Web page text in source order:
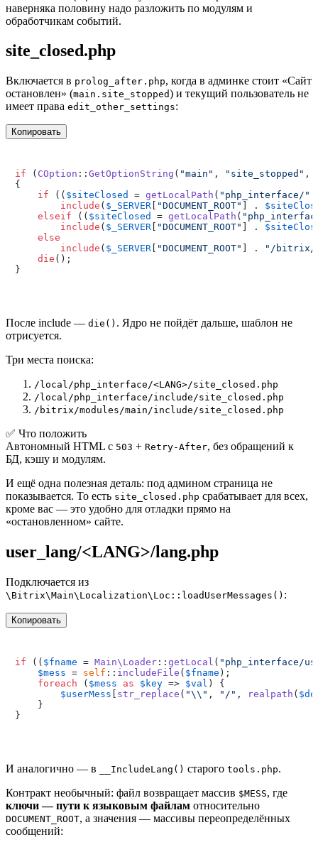
наверняка половину надо разложить по модулям и
обработчикам событий.
site_closed.php
Включается в prolog_after.php, когда в админке стоит «Сайт
остановлен» (main.site_stopped) и текущий пользователь не
имеет права edit_other_settings:
Копировать
if ( COption :: GetOptionString ( "main" , "site_stopped" ,
{
if (( $siteClosed = getLocalPath ( "php_interface/"
include ( $_SERVER "DOCUMENT_ROOT" ] .
elseif (( $siteClosed = getLocalPath (
include ( $_SERVER "DOCUMENT_ROOT" ] .
else
include ( $_SERVER "DOCUMENT_ROOT" ] .
"/bitrix/
die ();
После include — die() . Ядро не пойдёт дальше, шаблон не
отрисуется.
Три места поиска:
/local/php_interface/<LANG>/site_closed.php
/local/php_interface/include/site_closed.php
/bitrix/modules/main/include/site_closed.php
✅ Что положить
Автономный HTML с 503 + Retry-After, без обращений к
БД, кэшу и модулям.
И ещё одна полезная деталь: под админом страница не
показывается. То есть site_closed.php срабатывает для всех,
кроме вас — это удобно для отладки прямо на
«остановленном» сайте.
user_lang/<LANG>/lang.php
Подключается из
\Bitrix\Main\Localization\Loc::loadUserMessages() :
Копировать
if (( $fname = Main\Loader :: getLocal ( "php_interface/
$mess = self :: includeFile ( $fname );
foreach ( $mess as $key => $val ) {
$userMess
str_replace ( "\\" , "/" , realpath (
    }
И аналогично — в __IncludeLang() старого tools.php.
Контракт необычный: файл возвращает массив $MESS, где
ключи — пути к языковым файлам относительно
DOCUMENT_ROOT, а значения — массивы переопределённых
сообщений: